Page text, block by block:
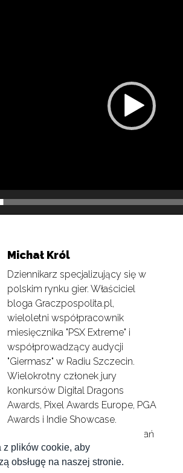
z plików cookie, aby
obsługę na naszej stronie.
Michał Król
Dziennikarz specjalizujący się w
polskim rynku gier. Właściciel
bloga Graczpospolita.pl,
wieloletni współpracownik
miesięcznika "PSX Extreme" i
współprowadzący audycji
"Giermasz" w Radiu Szczecin.
Wielokrotny członek jury
konkursów Digital Dragons
Awards, Pixel Awards Europe, PGA
Awards i Indie Showcase.
Kolekcjoner pudełkowych wydań
rodzimych produkcji.